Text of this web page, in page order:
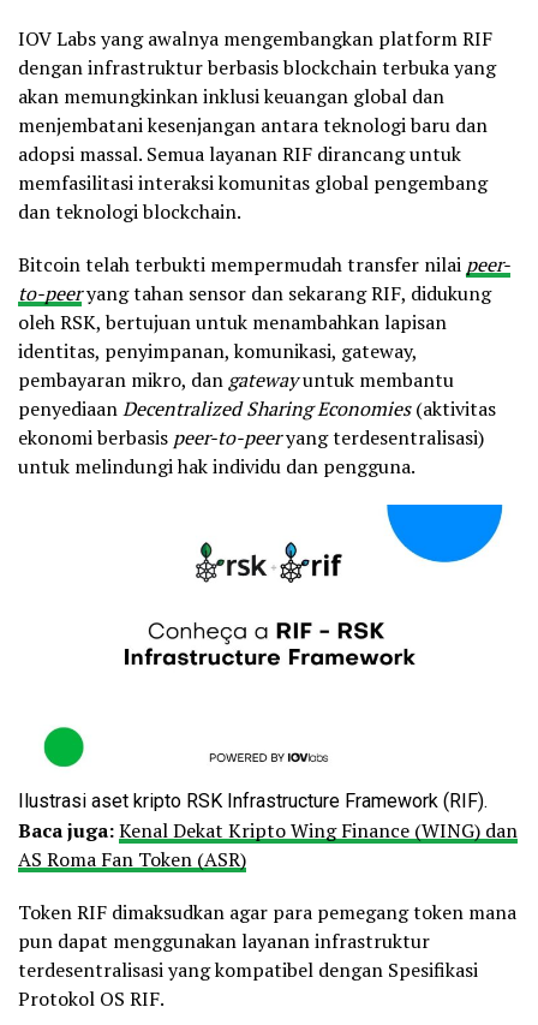
IOV Labs yang awalnya mengembangkan platform RIF
dengan infrastruktur berbasis blockchain terbuka yang
akan memungkinkan inklusi keuangan global dan
menjembatani kesenjangan antara teknologi baru dan
adopsi massal. Semua layanan RIF dirancang untuk
memfasilitasi interaksi komunitas global pengembang
dan teknologi blockchain.
Bitcoin telah terbukti mempermudah transfer nilai peer-
to-peeryang tahan sensor dan sekarang RIF, didukung
oleh RSK, bertujuan untuk menambahkan lapisan
identitas, penyimpanan, komunikasi, gateway,
pembayaran mikro, dan gatewayuntuk membantu
penyediaanDecentralized Sharing Economies(aktivitas
ekonomi berbasis peer-to-peeryang terdesentralisasi)
untuk melindungi hak individu dan pengguna.
Ilustrasi aset kripto RSK Infrastructure Framework (RIF).
Baca juga:Kenal Dekat Kripto Wing Finance (WING) dan
AS Roma Fan Token (ASR)
Token RIF dimaksudkan agar para pemegang token mana
pun dapat menggunakan layanan infrastruktur
terdesentralisasi yang kompatibel dengan Spesifikasi
Protokol OS RIF.